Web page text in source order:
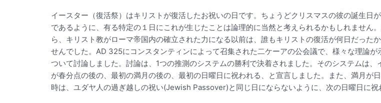
イースター（復活祭）はキリストが復活したお祝いの日です。ちょうどクリスマスの彼の誕生日が
であるように、有る特定の１日にこれが生じたことは論理的に当然と考えられるかもしれません
ら、キリスト教がローマ帝国内の確立された力になる以前は、誰もキリストの復活が何日だった
せんでした。AD 325にコンスタンティンによって召集された二ケーアの公会議で、様々な理論が
ついて討論しました。討論は、1つの推測のシステムの勝利で決着されました。そのシステムは、
が春分点の後の、最初の満月の後の、最初の日曜日に祝われる、と宣言しました。また、満月が
時は、ユダヤ人の過ぎ越しの祝い(Jewish Passover)と同じ日にならないように、次の日曜日に祝